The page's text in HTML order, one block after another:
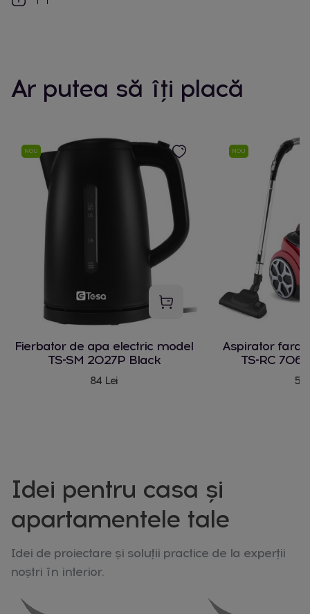
Ar putea să îți placă
NOU
Fierbator de apa electric model
TS-SM 2027P Black
84 Lei
NOU
Aspirator fara
TS-RC 706
Idei pentru casa și
apartamentele tale
Idei de proiectare și soluții practice de la experții
noștri în interior.